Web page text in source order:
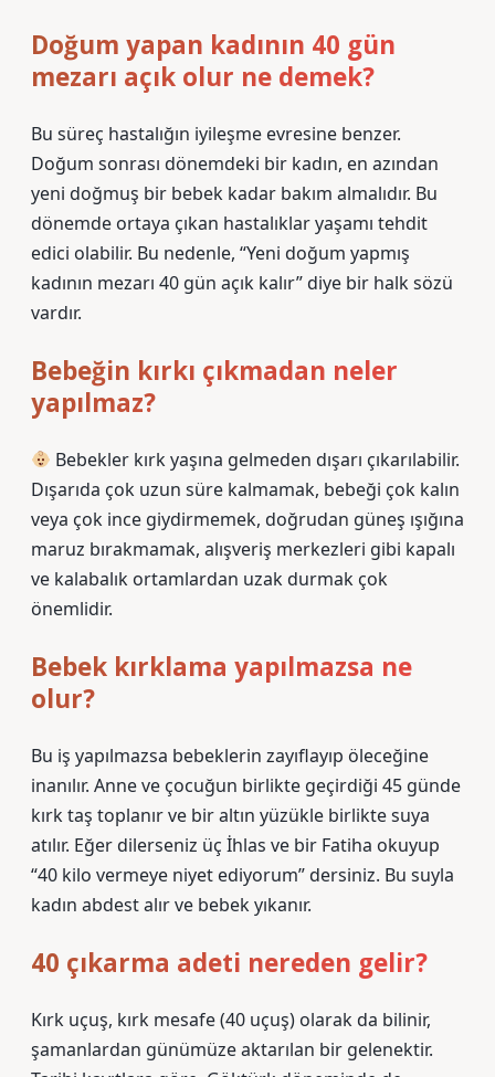
Doğum yapan kadının 40 gün
mezarı açık olur ne demek?
Bu süreç hastalığın iyileşme evresine benzer.
Doğum sonrası dönemdeki bir kadın, en azından
yeni doğmuş bir bebek kadar bakım almalıdır. Bu
dönemde ortaya çıkan hastalıklar yaşamı tehdit
edici olabilir. Bu nedenle, “Yeni doğum yapmış
kadının mezarı 40 gün açık kalır” diye bir halk sözü
vardır.
Bebeğin kırkı çıkmadan neler
yapılmaz?
Bebekler kırk yaşına gelmeden dışarı çıkarılabilir.
Dışarıda çok uzun süre kalmamak, bebeği çok kalın
veya çok ince giydirmemek, doğrudan güneş ışığına
maruz bırakmamak, alışveriş merkezleri gibi kapalı
ve kalabalık ortamlardan uzak durmak çok
önemlidir.
Bebek kırklama yapılmazsa ne
olur?
Bu iş yapılmazsa bebeklerin zayıflayıp öleceğine
inanılır. Anne ve çocuğun birlikte geçirdiği 45 günde
kırk taş toplanır ve bir altın yüzükle birlikte suya
atılır. Eğer dilerseniz üç İhlas ve bir Fatiha okuyup
“40 kilo vermeye niyet ediyorum” dersiniz. Bu suyla
kadın abdest alır ve bebek yıkanır.
40 çıkarma adeti nereden gelir?
Kırk uçuş, kırk mesafe (40 uçuş) olarak da bilinir,
şamanlardan günümüze aktarılan bir gelenektir.